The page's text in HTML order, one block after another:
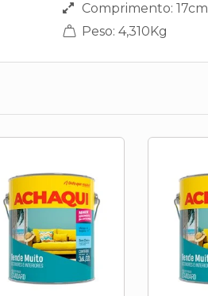
Comprimento: 17cm
Peso: 4,310Kg